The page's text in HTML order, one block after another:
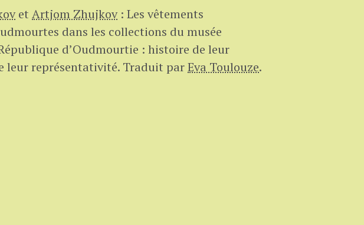
et Artjom Zhujkov: Les vêtements
dans les collections du musée
d’Oudmourtie : histoire de leur
leur représentativité. Traduit parEva Toulouze.